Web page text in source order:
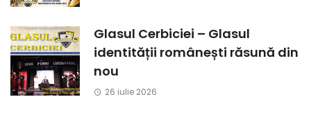
Glasul Cerbiciei – Glasul
identității românești răsună din
nou
26 iulie 2026